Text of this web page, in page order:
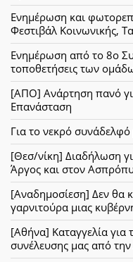
Ενημέρωση και
Φεστιβάλ Κοινωνικής,
Ενημέρωση από το 8ο
τοποθετήσεις των
[ΑΠΟ] Ανάρτηση πανό
Επανάσταση
Για το νεκρό
[Θεσ/νίκη] Διαδήλωση
Άργος και στον
[Αναδημοσίεση] Δεν θα
γαρνιτούρα μιας
[Αθήνα] Καταγγελία για
συνέλευσης μας από